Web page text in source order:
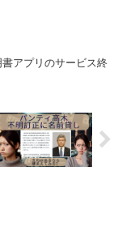
アプリのサービス終